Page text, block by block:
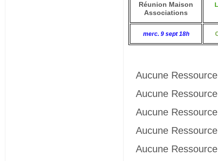
Réunion Maison
Associations
merc. 9 sept 18h
Aucune
Aucune
Aucune
Aucune
Aucune